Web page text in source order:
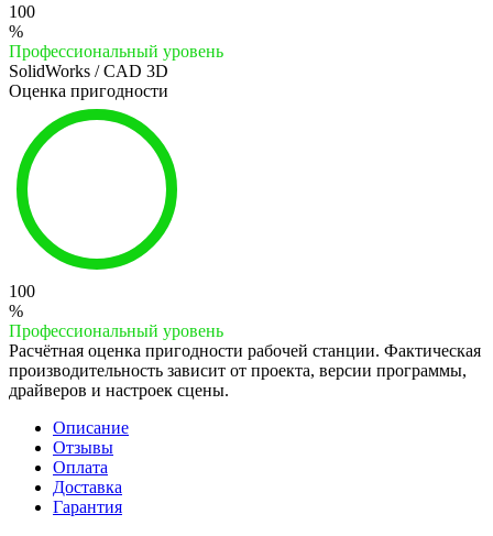
100
%
Профессиональный уровень
SolidWorks / CAD 3D
Оценка пригодности
100
%
Профессиональный уровень
Расчётная оценка пригодности рабочей станции. Фактическая
производительность зависит от проекта, версии программы,
драйверов и настроек сцены.
Описание
Отзывы
Оплата
Доставка
Гарантия